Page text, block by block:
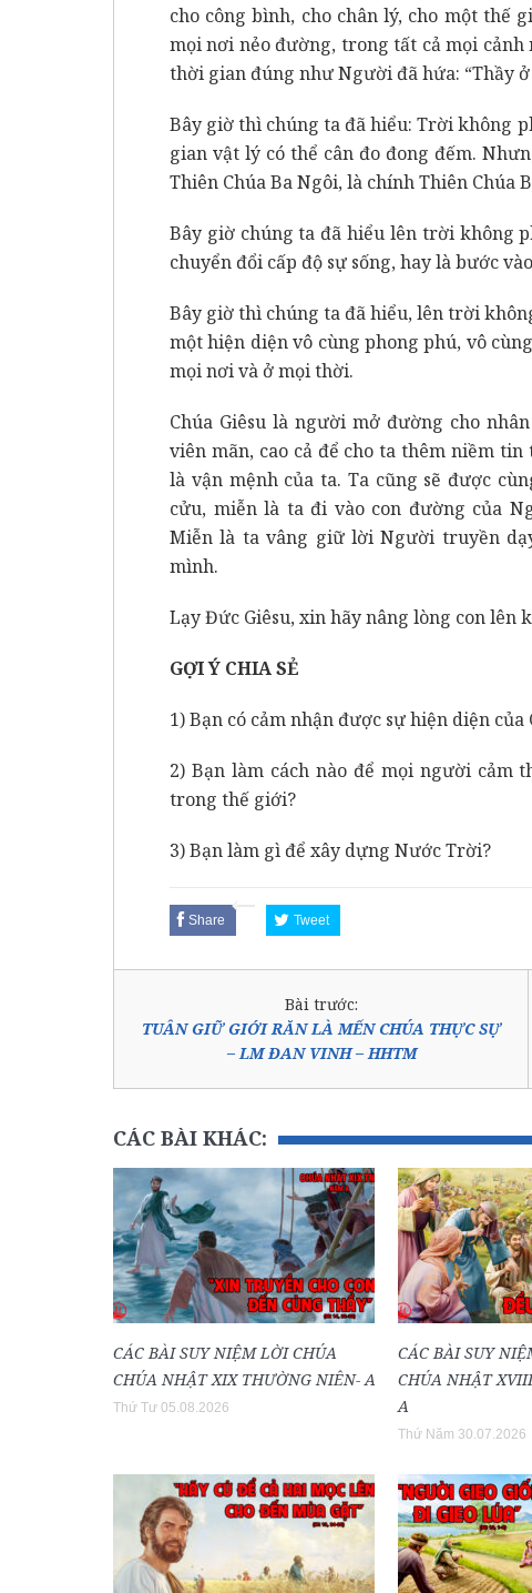
cho công bình, cho chân lý, cho một
mọi nơi nẻo đường, trong tất cả mọi
thời gian đúng như Người đã hứa: “Thầy
Bây giờ thì chúng ta đã hiểu: Trời không
gian vật lý có thể cân đo đong đếm.
Thiên Chúa Ba Ngôi, là chính Thiên Chúa
Bây giờ chúng ta đã hiểu lên trời không
chuyển đổi cấp độ sự sống, hay là bước
Bây giờ thì chúng ta đã hiểu, lên trời
một hiện diện vô cùng phong phú, vô
mọi nơi và ở mọi thời.
Chúa Giêsu là người mở đường cho
viên mãn, cao cả để cho ta thêm niềm
là vận mệnh của ta. Ta cũng sẽ được
cửu, miễn là ta đi vào con đường của
Miễn là ta vâng giữ lời Người truyền
mình.
Lạy Đức Giêsu, xin hãy nâng lòng con
GỢI Ý CHIA SẺ
1) Bạn có cảm nhận được sự hiện diện
2) Bạn làm cách nào để mọi người cảm
trong thế giới?
3) Bạn làm gì để xây dựng Nước Trời?
Share Tweet
Bài trước:
TUÂN GIỮ GIỚI RĂN LÀ MẾN CHÚA THỰC SỰ
– LM ĐAN VINH – HHTM
CÁC BÀI KHÁC:
CÁC BÀI SUY NIỆM LỜI CHÚA
CHÚA NHẬT XIX THƯỜNG NIÊN- A
Thứ Tư 05.08.2026
CÁC BÀI SUY
CHÚA NHẬT
A
Thứ Năm 30.07.2026